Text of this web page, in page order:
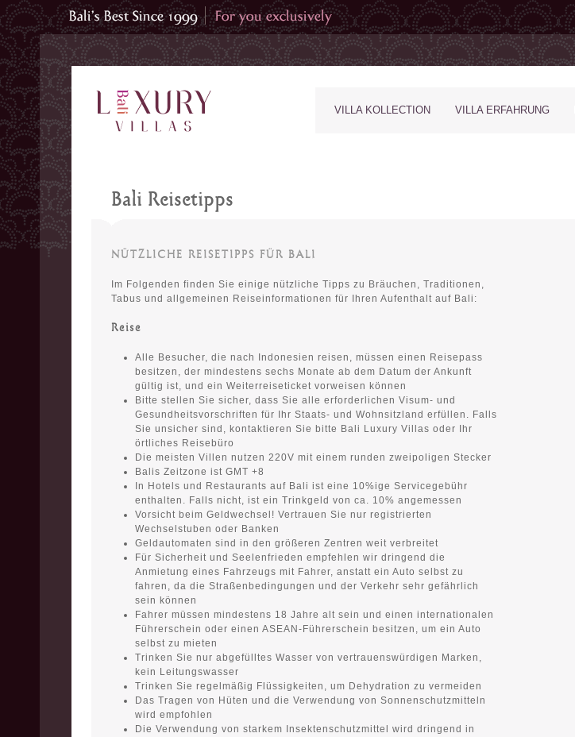
VILLA KOLLECTION VILLA ERFAHRUNG
Bali Reisetipps
NÜTZLICHE REISETIPPS FÜR BALI
Im Folgenden finden Sie einige nützliche Tipps zu Bräuchen, Traditionen,
Tabus und allgemeinen Reiseinformationen für Ihren Aufenthalt auf Bali:
Reise
Alle Besucher, die nach Indonesien reisen, müssen einen Reisepass
besitzen, der mindestens sechs Monate ab dem Datum der Ankunft
gültig ist, und ein Weiterreiseticket vorweisen können
Bitte stellen Sie sicher, dass Sie alle erforderlichen Visum- und
Gesundheitsvorschriften für Ihr Staats- und Wohnsitzland erfüllen. Falls
Sie unsicher sind, kontaktieren Sie bitte Bali Luxury Villas oder Ihr
örtliches Reisebüro
Die meisten Villen nutzen 220V mit einem runden zweipoligen Stecker
Balis Zeitzone ist GMT +8
In Hotels und Restaurants auf Bali ist eine 10%ige Servicegebühr
enthalten. Falls nicht, ist ein Trinkgeld von ca. 10% angemessen
Vorsicht beim Geldwechsel! Vertrauen Sie nur registrierten
Wechselstuben oder Banken
Geldautomaten sind in den größeren Zentren weit verbreitet
Für Sicherheit und Seelenfrieden empfehlen wir dringend die
Anmietung eines Fahrzeugs mit Fahrer, anstatt ein Auto selbst zu
fahren, da die Straßenbedingungen und der Verkehr sehr gefährlich
sein können
Fahrer müssen mindestens 18 Jahre alt sein und einen internationalen
Führerschein oder einen ASEAN-Führerschein besitzen, um ein Auto
selbst zu mieten
Trinken Sie nur abgefülltes Wasser von vertrauenswürdigen Marken,
kein Leitungswasser
Trinken Sie regelmäßig Flüssigkeiten, um Dehydration zu vermeiden
Das Tragen von Hüten und die Verwendung von Sonnenschutzmitteln
wird empfohlen
Die Verwendung von starkem Insektenschutzmittel wird dringend in